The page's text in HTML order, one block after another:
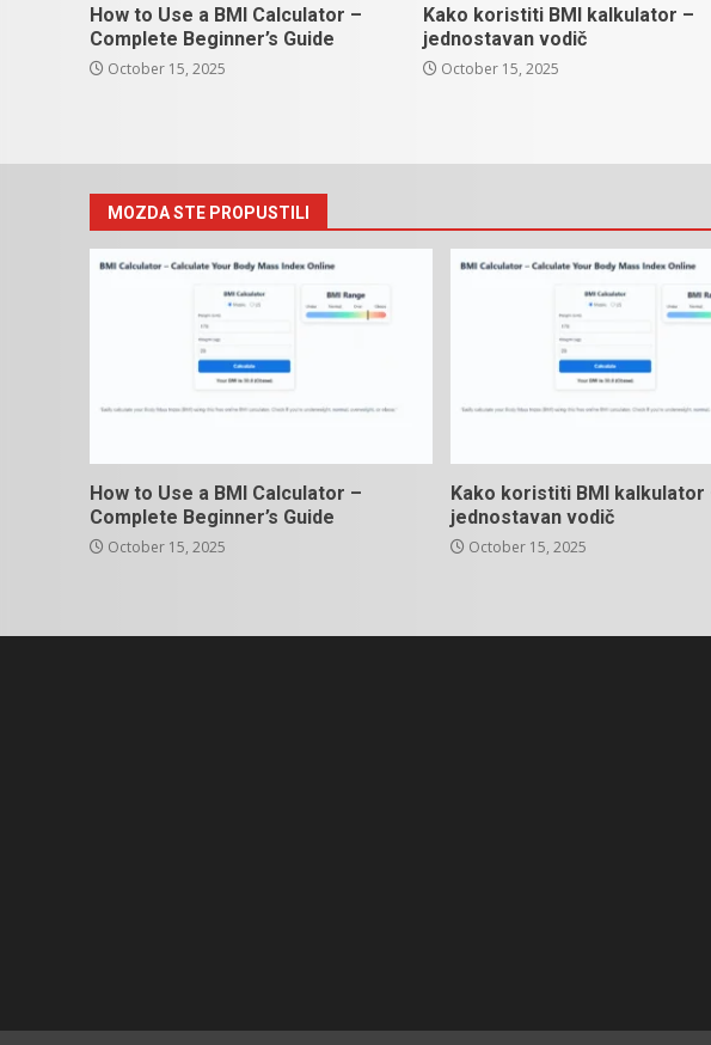
How to Use a BMI Calculator –
Complete Beginner’s Guide
October 15, 2025
Kako koristiti BMI kalkulator –
jednostavan vodič
October 15, 2025
MOZDA STE PROPUSTILI
How to Use a BMI Calculator –
Complete Beginner’s Guide
October 15, 2025
Kako koristiti BMI kalkulator
jednostavan vodič
October 15, 2025